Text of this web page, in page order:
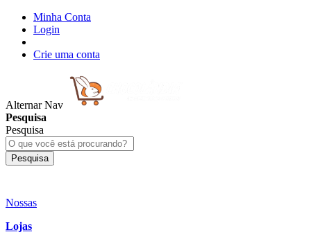
Minha Conta
Login
Crie uma conta
Alternar Nav
Pesquisa
Pesquisa
Pesquisa
Nossas
Lojas